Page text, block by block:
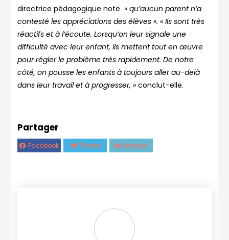
directrice pédagogique note «qu’aucun parent n’a
contesté les appréciations des élèves ». « Ils sont très
réactifs et à l’écoute. Lorsqu’on leur signale une
difficulté avec leur enfant, ils mettent tout en œuvre
pour régler le problème très rapidement. De notre
côté, on pousse les enfants à toujours aller au-delà
dans leur travail et à progresser, »conclut-elle.
Partager
Facebook Twitter Linkedin